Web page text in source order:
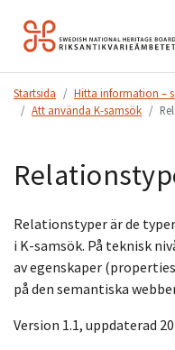
Hoppa
till
Startsida Hitta information –
Att använda K-samsök
Relationstyper är de
i K-samsök. På teknisk
av egenskaper
på den semantiska
Version 1.1, uppdaterad